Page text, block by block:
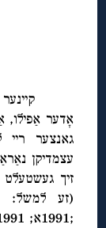
קיינער
אָדער אַפילו,
גאנצער ריי
עצמדיקן
זיך געשטעלט
;1991א; 1991ב; 1993; 2007).